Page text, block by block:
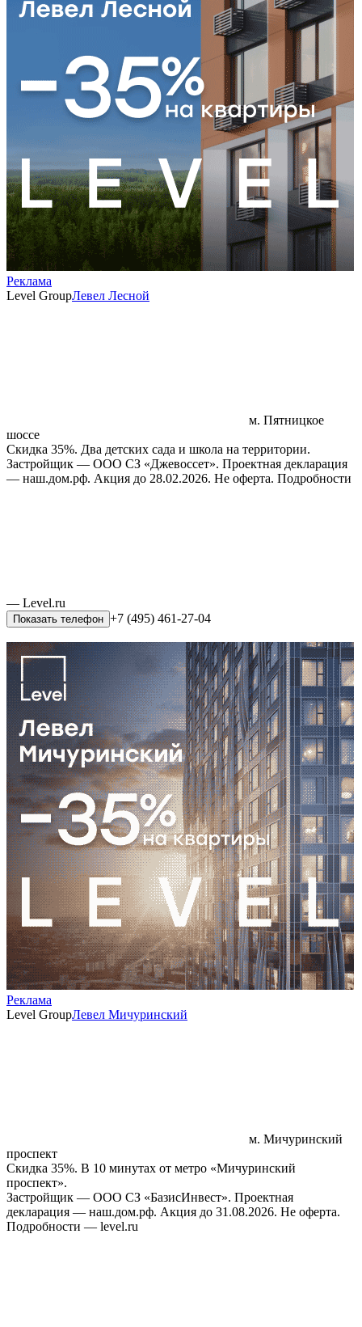
Реклама
Level GroupЛевел Лесной
м. Пятницкое
шоссе
Скидка 35%. Два детских сада и школа на территории.
Застройщик — ООО СЗ «Джевоссет». Проектная декларация
— наш.дом.рф. Акция до 28.02.2026. Не оферта. Подробности
— Level.ru
Показать телефон +7 (495) 461-27-04
Реклама
Level GroupЛевел Мичуринский
м. Мичуринский
проспект
Скидка 35%. В 10 минутах от метро «Мичуринский
проспект».
Застройщик — ООО СЗ «БазисИнвест». Проектная
декларация — наш.дом.рф. Акция до 31.08.2026. Не оферта.
Подробности — level.ru